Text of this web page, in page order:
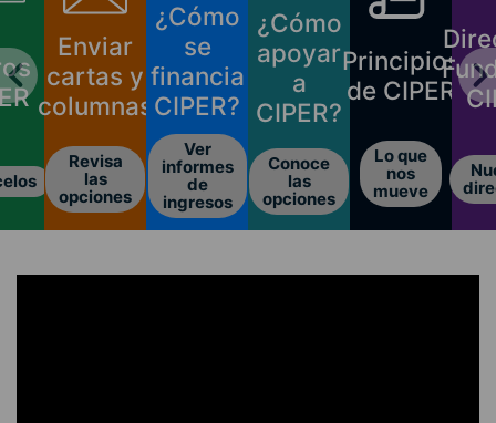
Enviar
cartas y
columnas
Revisa
las
opciones
¿Cómo
se
financia
CIPER?
Ver
informes
de
ingresos
¿Cómo
apoyar
a
CIPER?
Conoce
las
opciones
Principios
de CIPER
Lo que
nos
mueve